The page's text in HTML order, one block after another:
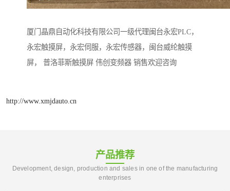
厦门晶鼎自动化科技有限公司一级代理闽台永宏PLC，
永宏触摸屏，永宏伺服，永宏传感器，闽台威纶触摸
屏， 普洛菲斯触摸屏 伟创变频器 销售欢迎咨询
http://www.xmjdauto.cn
产品推荐
Development, design, production and sales in one of the manufacturing
enterprises